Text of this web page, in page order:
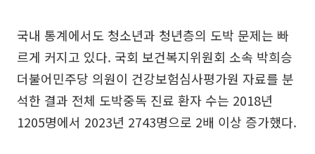
국내 통계에서도 청소년과 청년층의 도박 문제는 빠
르게 커지고 있다. 국회 보건복지위원회 소속 박희승
더불어민주당 의원이 건강보험심사평가원 자료를 분
석한 결과 전체 도박중독 진료 환자 수는 2018년
1205명에서 2023년 2743명으로 2배 이상 증가했다.